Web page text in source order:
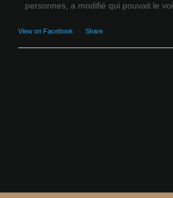
personnes, a modifié qui pouvait le
View on Facebook · Share